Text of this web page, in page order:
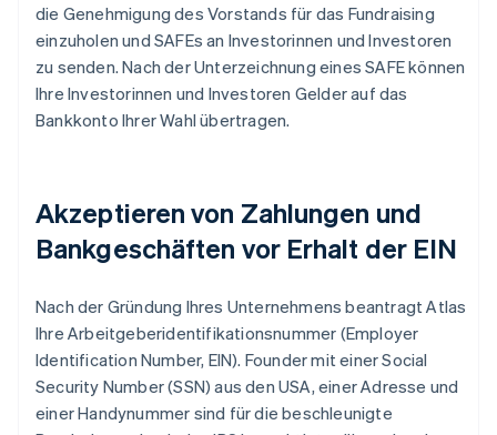
die Genehmigung des Vorstands für das Fundraising
einzuholen und SAFEs an Investorinnen und Investoren
zu senden. Nach der Unterzeichnung eines SAFE können
Ihre Investorinnen und Investoren Gelder auf das
Bankkonto Ihrer Wahl übertragen.
Akzeptieren von Zahlungen und
Bankgeschäften vor Erhalt der EIN
Nach der Gründung Ihres Unternehmens beantragt Atlas
Ihre Arbeitgeberidentifikationsnummer (Employer
Identification Number, EIN). Founder mit einer Social
Security Number (SSN) aus den USA, einer Adresse und
einer Handynummer sind für die beschleunigte